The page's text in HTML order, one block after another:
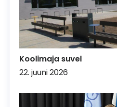
Koolimaja suvel
22. juuni 2026